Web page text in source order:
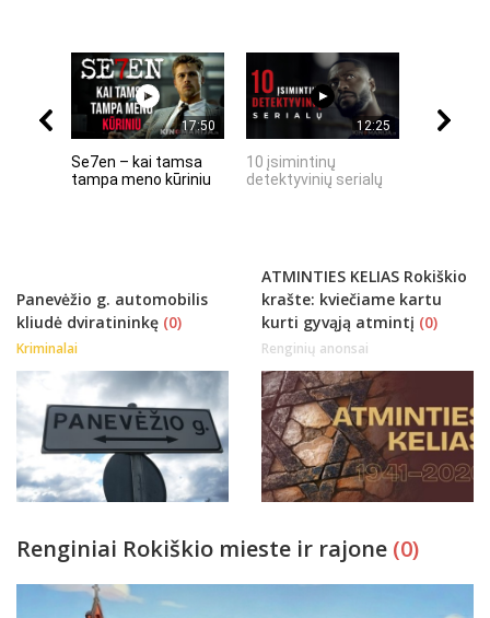
17:50
Se7en – kai tamsa
tampa meno kūriniu
12:25
10 įsimintinų
detektyvinių serialų
Panevėžio g. automobilis
kliudė dviratininkę (0)
Kriminalai
ATMINTIES KELIAS Rokiškio
krašte: kviečiame kartu
kurti gyvąją atmintį (0)
Renginių anonsai
Renginiai Rokiškio mieste ir rajone (0)